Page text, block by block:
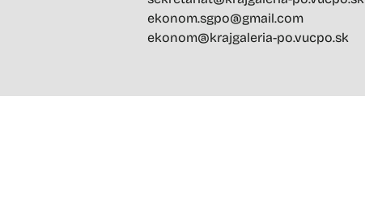
ekonom.sgpo@gmail.com
ekonom@krajgaleria-po.vucpo.sk